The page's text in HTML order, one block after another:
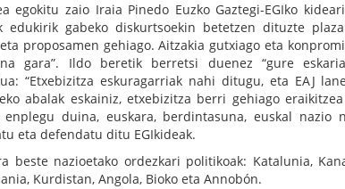
egokitu zaio Iraia Pinedo Euzko Gaztegi-EGIko
edukirik gabeko diskurtsoekin betetzen dituzte
proposamen gehiago. Aitzakia gutxiago eta
gara”. Ildo beretik berretsi duenez “gure
“Etxebizitza eskuragarriak nahi ditugu, eta EAJ
abalak eskainiz, etxebizitza berri gehiago
enplegu duina, euskara, berdintasuna, euskal nazio
eta defendatu ditu EGIkideak.
beste nazioetako ordezkari politikoak: Katalunia,
Kurdistan, Angola, Bioko eta Annobón.